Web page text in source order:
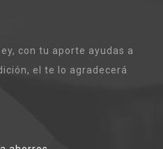
con tu aporte ayudas a
el te lo agradecerá